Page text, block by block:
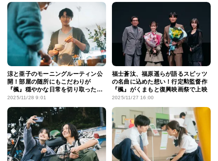
涼と亜子のモーニングルーティン公
開！部屋の随所にもこだわりが
『楓』穏やかな日常を切り取った本
編映像
2025/11/28 9:01
福士蒼汰、福原遥らが語るスピッツ
の名曲に込めた想い！行定勲監督作
『楓』がくまもと復興映画祭で上映
2025/11/27 16:00